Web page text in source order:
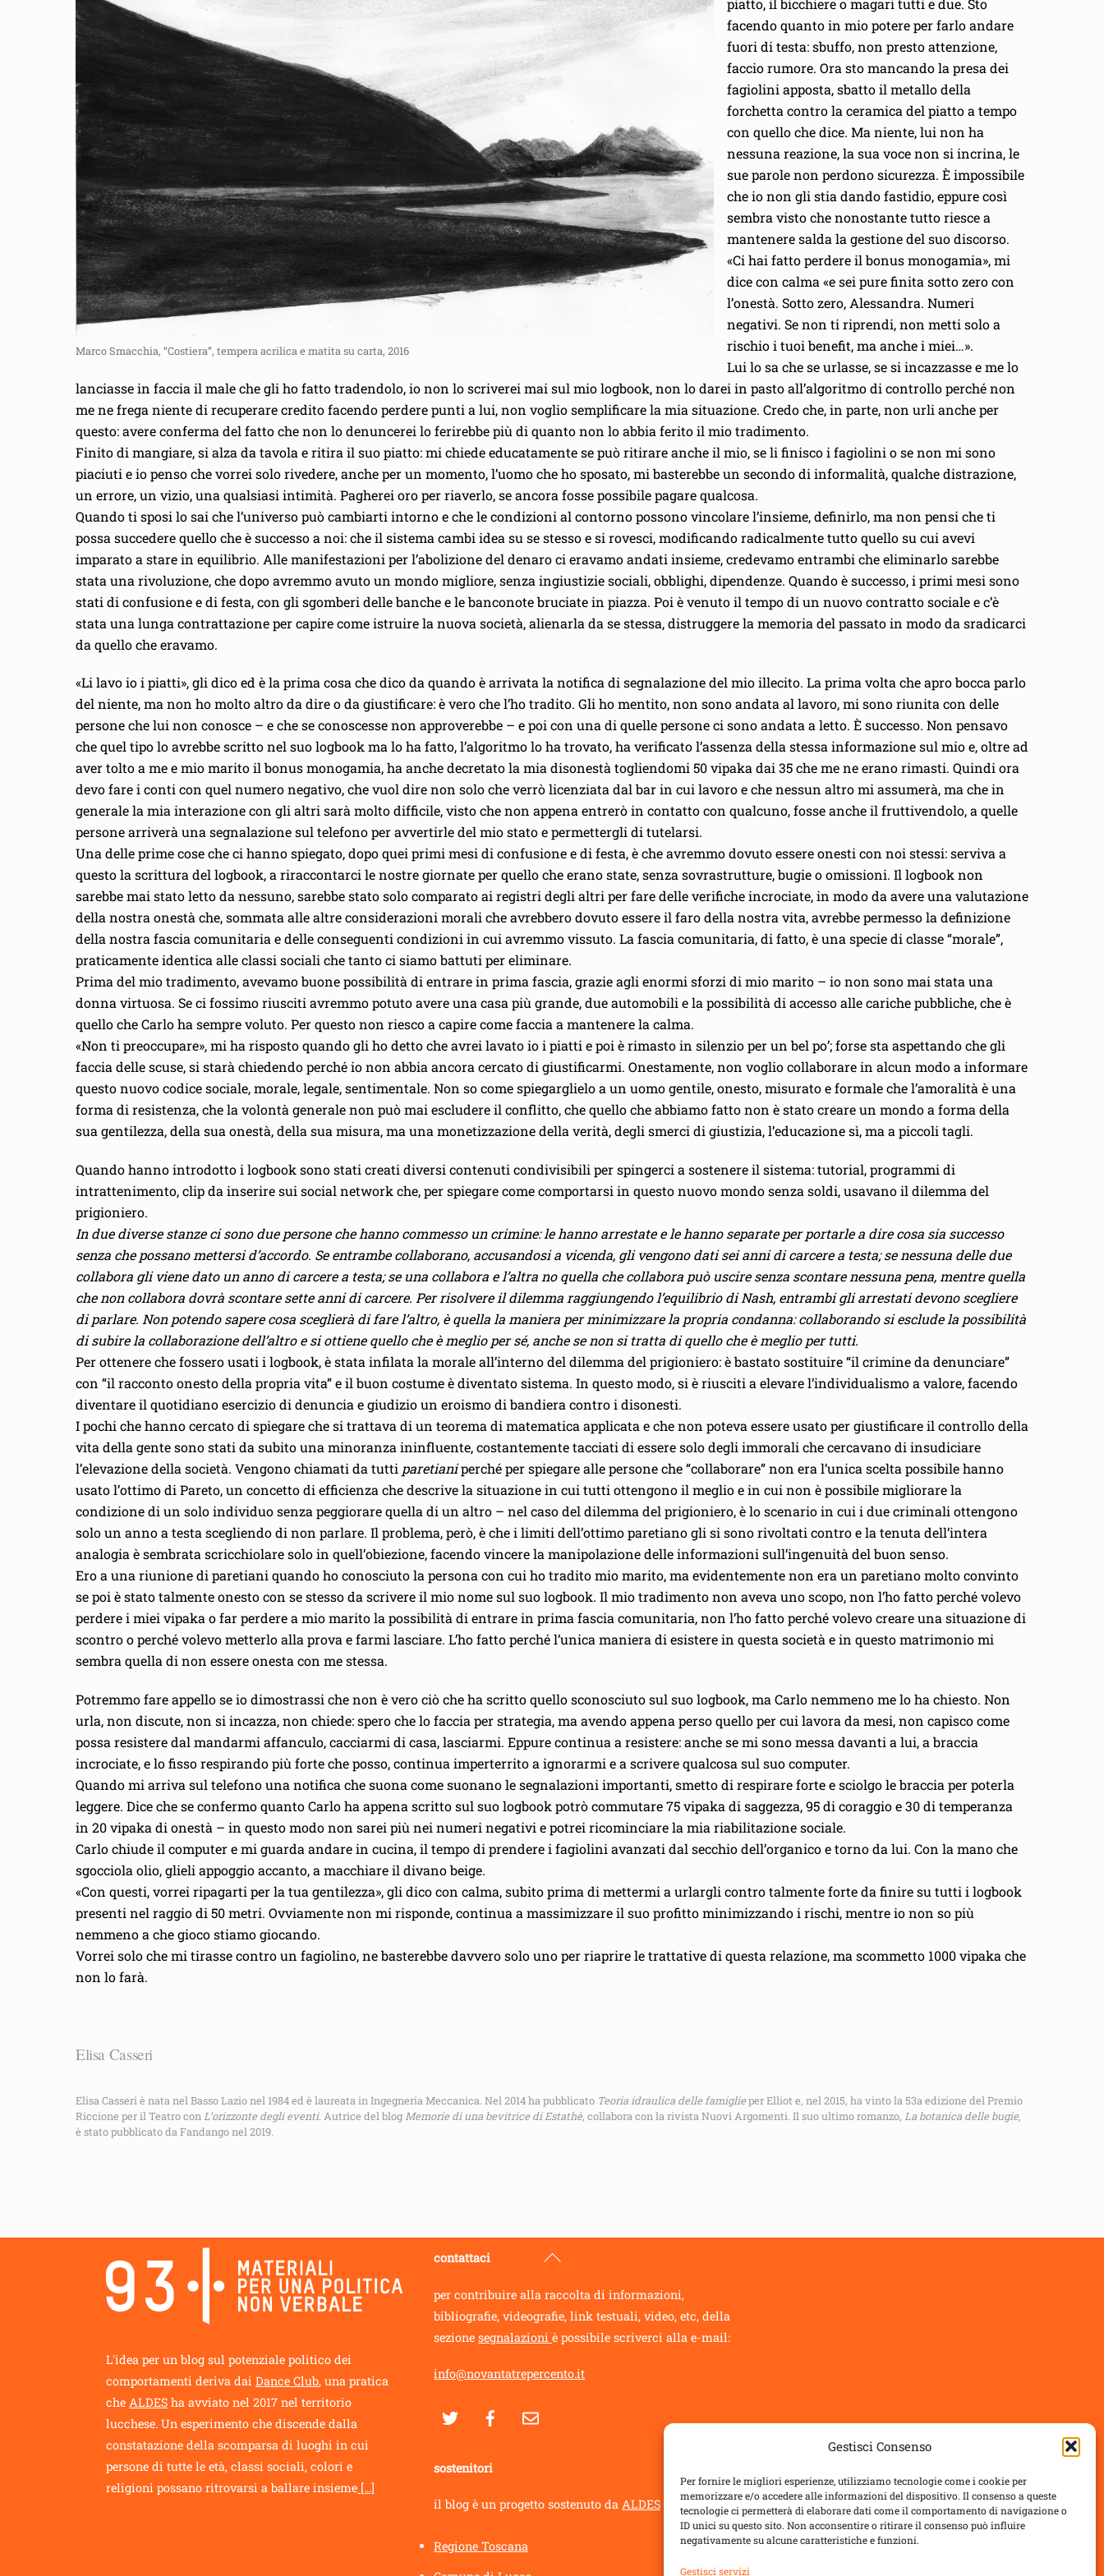
Gestisci Consenso
Per fornire le migliori esperienze, utilizziamo tecnologie come i cookie per
memorizzare e/o accedere alle informazioni del dispositivo. Il consenso a queste
tecnologie ci permetterà di elaborare dati come il comportamento di navigazione o
ID unici su questo sito. Non acconsentire o ritirare il consenso può influire
negativamente su alcune caratteristiche e funzioni.
Gestisci servizi
Marco Smacchia, “Costiera”, tempera acrilica e matita su carta, 2016
facendo quanto in mio potere per farlo andare
fuori di testa: sbuffo, non presto attenzione,
faccio rumore. Ora sto mancando la presa dei
fagiolini apposta, sbatto il metallo della
forchetta contro la ceramica del piatto a tempo
con quello che dice. Ma niente, lui non ha
nessuna reazione, la sua voce non si incrina, le
sue parole non perdono sicurezza. È impossibile
che io non gli stia dando fastidio, eppure così
sembra visto che nonostante tutto riesce a
mantenere salda la gestione del suo discorso.
«Ci hai fatto perdere il bonus monogamia», mi
dice con calma «e sei pure finita sotto zero con
l’onestà. Sotto zero, Alessandra. Numeri
negativi. Se non ti riprendi, non metti solo a
rischio i tuoi benefit, ma anche i miei…».
Lui lo sa che se urlasse, se si incazzasse e me lo
lanciasse in faccia il male che gli ho fatto tradendolo, io non lo scriverei mai sul mio logbook, non lo darei in pasto all’algoritmo di controllo perché non
me ne frega niente di recuperare credito facendo perdere punti a lui, non voglio semplificare la mia situazione. Credo che, in parte, non urli anche per
questo: avere conferma del fatto che non lo denuncerei lo ferirebbe più di quanto non lo abbia ferito il mio tradimento.
Finito di mangiare, si alza da tavola e ritira il suo piatto: mi chiede educatamente se può ritirare anche il mio, se li finisco i fagiolini o se non mi sono
piaciuti e io penso che vorrei solo rivedere, anche per un momento, l’uomo che ho sposato, mi basterebbe un secondo di informalità, qualche distrazione,
un errore, un vizio, una qualsiasi intimità. Pagherei oro per riaverlo, se ancora fosse possibile pagare qualcosa.
Quando ti sposi lo sai che l’universo può cambiarti intorno e che le condizioni al contorno possono vincolare l’insieme, definirlo, ma non pensi che ti
possa succedere quello che è successo a noi: che il sistema cambi idea su se stesso e si rovesci, modificando radicalmente tutto quello su cui avevi
imparato a stare in equilibrio. Alle manifestazioni per l’abolizione del denaro ci eravamo andati insieme, credevamo entrambi che eliminarlo sarebbe
stata una rivoluzione, che dopo avremmo avuto un mondo migliore, senza ingiustizie sociali, obblighi, dipendenze. Quando è successo, i primi mesi sono
stati di confusione e di festa, con gli sgomberi delle banche e le banconote bruciate in piazza. Poi è venuto il tempo di un nuovo contratto sociale e c’è
stata una lunga contrattazione per capire come istruire la nuova società, alienarla da se stessa, distruggere la memoria del passato in modo da sradicarci
da quello che eravamo.
«Li lavo io i piatti», gli dico ed è la prima cosa che dico da quando è arrivata la notifica di segnalazione del mio illecito. La prima volta che apro bocca parlo
del niente, ma non ho molto altro da dire o da giustificare: è vero che l’ho tradito. Gli ho mentito, non sono andata al lavoro, mi sono riunita con delle
persone che lui non conosce – e che se conoscesse non approverebbe – e poi con una di quelle persone ci sono andata a letto. È successo. Non pensavo
che quel tipo lo avrebbe scritto nel suo logbook ma lo ha fatto, l’algoritmo lo ha trovato, ha verificato l’assenza della stessa informazione sul mio e, oltre ad
aver tolto a me e mio marito il bonus monogamia, ha anche decretato la mia disonestà togliendomi 50 vipaka dai 35 che me ne erano rimasti. Quindi ora
devo fare i conti con quel numero negativo, che vuol dire non solo che verrò licenziata dal bar in cui lavoro e che nessun altro mi assumerà, ma che in
generale la mia interazione con gli altri sarà molto difficile, visto che non appena entrerò in contatto con qualcuno, fosse anche il fruttivendolo, a quelle
persone arriverà una segnalazione sul telefono per avvertirle del mio stato e permettergli di tutelarsi.
Una delle prime cose che ci hanno spiegato, dopo quei primi mesi di confusione e di festa, è che avremmo dovuto essere onesti con noi stessi: serviva a
questo la scrittura del logbook, a riraccontarci le nostre giornate per quello che erano state, senza sovrastrutture, bugie o omissioni. Il logbook non
sarebbe mai stato letto da nessuno, sarebbe stato solo comparato ai registri degli altri per fare delle verifiche incrociate, in modo da avere una valutazione
della nostra onestà che, sommata alle altre considerazioni morali che avrebbero dovuto essere il faro della nostra vita, avrebbe permesso la definizione
della nostra fascia comunitaria e delle conseguenti condizioni in cui avremmo vissuto. La fascia comunitaria, di fatto, è una specie di classe “morale”,
praticamente identica alle classi sociali che tanto ci siamo battuti per eliminare.
Prima del mio tradimento, avevamo buone possibilità di entrare in prima fascia, grazie agli enormi sforzi di mio marito – io non sono mai stata una
donna virtuosa. Se ci fossimo riusciti avremmo potuto avere una casa più grande, due automobili e la possibilità di accesso alle cariche pubbliche, che è
quello che Carlo ha sempre voluto. Per questo non riesco a capire come faccia a mantenere la calma.
«Non ti preoccupare», mi ha risposto quando gli ho detto che avrei lavato io i piatti e poi è rimasto in silenzio per un bel po’; forse sta aspettando che gli
faccia delle scuse, si starà chiedendo perché io non abbia ancora cercato di giustificarmi. Onestamente, non voglio collaborare in alcun modo a informare
questo nuovo codice sociale, morale, legale, sentimentale. Non so come spiegarglielo a un uomo gentile, onesto, misurato e formale che l’amoralità è una
forma di resistenza, che la volontà generale non può mai escludere il conflitto, che quello che abbiamo fatto non è stato creare un mondo a forma della
sua gentilezza, della sua onestà, della sua misura, ma una monetizzazione della verità, degli smerci di giustizia, l’educazione sì, ma a piccoli tagli.
Quando hanno introdotto i logbook sono stati creati diversi contenuti condivisibili per spingerci a sostenere il sistema: tutorial, programmi di
intrattenimento, clip da inserire sui social network che, per spiegare come comportarsi in questo nuovo mondo senza soldi, usavano il dilemma del
prigioniero.
In due diverse stanze ci sono due persone che hanno commesso un crimine: le hanno arrestate e le hanno separate per portarle a dire cosa sia successo
senza che possano mettersi d’accordo. Se entrambe collaborano, accusandosi a vicenda, gli vengono dati sei anni di carcere a testa; se nessuna delle due
collabora gli viene dato un anno di carcere a testa; se una collabora e l’altra no quella che collabora può uscire senza scontare nessuna pena, mentre quella
che non collabora dovrà scontare sette anni di carcere. Per risolvere il dilemma raggiungendo l’equilibrio di Nash, entrambi gli arrestati devono scegliere
di parlare. Non potendo sapere cosa sceglierà di fare l’altro, è quella la maniera per minimizzare la propria condanna: collaborando si esclude la possibilità
di subire la collaborazione dell’altro e si ottiene quello che è meglio per sé, anche se non si tratta di quello che è meglio per tutti.
Per ottenere che fossero usati i logbook, è stata infilata la morale all’interno del dilemma del prigioniero: è bastato sostituire “il crimine da denunciare”
con “il racconto onesto della propria vita” e il buon costume è diventato sistema. In questo modo, si è riusciti a elevare l’individualismo a valore, facendo
diventare il quotidiano esercizio di denuncia e giudizio un eroismo di bandiera contro i disonesti.
I pochi che hanno cercato di spiegare che si trattava di un teorema di matematica applicata e che non poteva essere usato per giustificare il controllo della
vita della gente sono stati da subito una minoranza ininfluente, costantemente tacciati di essere solo degli immorali che cercavano di insudiciare
l’elevazione della società. Vengono chiamati da tutti paretianiperché per spiegare alle persone che “collaborare” non era l’unica scelta possibile hanno
usato l’ottimo di Pareto, un concetto di efficienza che descrive la situazione in cui tutti ottengono il meglio e in cui non è possibile migliorare la
condizione di un solo individuo senza peggiorare quella di un altro – nel caso del dilemma del prigioniero, è lo scenario in cui i due criminali ottengono
solo un anno a testa scegliendo di non parlare. Il problema, però, è che i limiti dell’ottimo paretiano gli si sono rivoltati contro e la tenuta dell’intera
analogia è sembrata scricchiolare solo in quell’obiezione, facendo vincere la manipolazione delle informazioni sull’ingenuità del buon senso.
Ero a una riunione di paretiani quando ho conosciuto la persona con cui ho tradito mio marito, ma evidentemente non era un paretiano molto convinto
se poi è stato talmente onesto con se stesso da scrivere il mio nome sul suo logbook. Il mio tradimento non aveva uno scopo, non l’ho fatto perché volevo
perdere i miei vipaka o far perdere a mio marito la possibilità di entrare in prima fascia comunitaria, non l’ho fatto perché volevo creare una situazione di
scontro o perché volevo metterlo alla prova e farmi lasciare. L’ho fatto perché l’unica maniera di esistere in questa società e in questo matrimonio mi
sembra quella di non essere onesta con me stessa.
Potremmo fare appello se io dimostrassi che non è vero ciò che ha scritto quello sconosciuto sul suo logbook, ma Carlo nemmeno me lo ha chiesto. Non
urla, non discute, non si incazza, non chiede: spero che lo faccia per strategia, ma avendo appena perso quello per cui lavora da mesi, non capisco come
possa resistere dal mandarmi affanculo, cacciarmi di casa, lasciarmi. Eppure continua a resistere: anche se mi sono messa davanti a lui, a braccia
incrociate, e lo fisso respirando più forte che posso, continua imperterrito a ignorarmi e a scrivere qualcosa sul suo computer.
Quando mi arriva sul telefono una notifica che suona come suonano le segnalazioni importanti, smetto di respirare forte e sciolgo le braccia per poterla
leggere. Dice che se confermo quanto Carlo ha appena scritto sul suo logbook potrò commutare 75 vipaka di saggezza, 95 di coraggio e 30 di temperanza
in 20 vipaka di onestà – in questo modo non sarei più nei numeri negativi e potrei ricominciare la mia riabilitazione sociale.
Carlo chiude il computer e mi guarda andare in cucina, il tempo di prendere i fagiolini avanzati dal secchio dell’organico e torno da lui. Con la mano che
sgocciola olio, glieli appoggio accanto, a macchiare il divano beige.
«Con questi, vorrei ripagarti per la tua gentilezza», gli dico con calma, subito prima di mettermi a urlargli contro talmente forte da finire su tutti i logbook
presenti nel raggio di 50 metri. Ovviamente non mi risponde, continua a massimizzare il suo profitto minimizzando i rischi, mentre io non so più
nemmeno a che gioco stiamo giocando.
Vorrei solo che mi tirasse contro un fagiolino, ne basterebbe davvero solo uno per riaprire le trattative di questa relazione, ma scommetto 1000 vipaka che
non lo farà.
Elisa Casseri
Elisa Casseri è nata nel Basso Lazio nel 1984 ed è laureata in Ingegneria Meccanica. Nel 2014 ha pubblicato Teoria idraulica delle famiglieper Elliot e, nel 2015, ha vinto la 53a edizione del Premio
Riccione per il Teatro con L’orizzonte degli eventi. Autrice del blog Memorie di una bevitrice di Estathè, collabora con la rivista Nuovi Argomenti. Il suo ultimo romanzo, La botanica delle bugie,
è stato pubblicato da Fandango nel 2019.
Back
Top
L'idea per un blog sul potenziale politico dei
comportamenti deriva daiDance Club, una pratica
che ALDES ha avviato nel 2017 nel territorio
lucchese. Un esperimento che discende dalla
constatazione della scomparsa di luoghi in cui
persone di tutte le età, classi sociali, colori e
religioni possano ritrovarsi a ballare insieme [...]
contattaci
per contribuire alla raccolta di informazioni,
bibliografie, videografie, link testuali, video, etc, della
sezionesegnalazioniè possibile scriverci alla e-mail:
info@novantatrepercento.it
sostenitori
il blog è un progetto sostenuto daALDES con:
Regione Toscana